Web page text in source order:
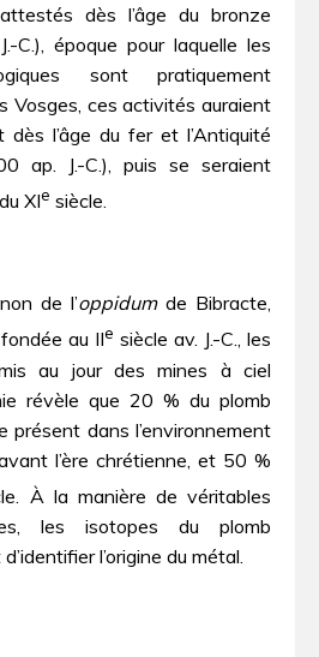
dès l’âge du bronze
époque pour laquelle les
sont pratiquement
Vosges, ces activités auraient
dès l’âge du fer et l’Antiquité
ap. J.-C.), puis se seraient
XIe siècle.
de l’oppidumde Bibracte,
au IIe siècle av. J.-C., les
au jour des mines à ciel
révèle que 20 % du plomb
présent dans l’environnement
l’ère chrétienne, et 50 %
À la manière de véritables
les isotopes du plomb
l’origine du métal.